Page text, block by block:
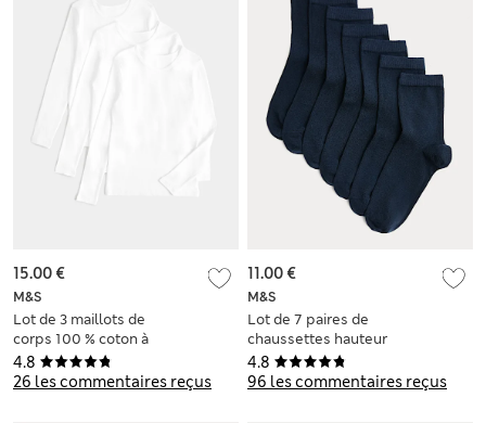
4.8
26 les commentaires reçus
M&S
Lot de 3 maillots de
corps 100 % coton à
manches longues
(du 2 au 14 ans)
15.00 €
4.8
96 les commentaires reçus
M&S
Lot de 7 paires de
chaussettes hauteur
cheville, idéales
pour l’école
11.00 €